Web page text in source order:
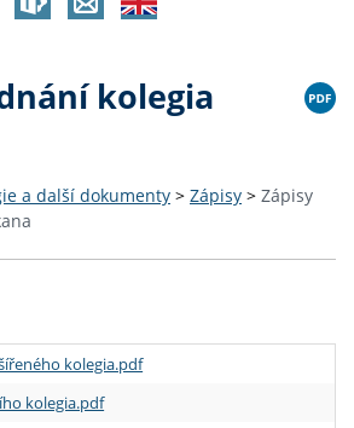
kolegia
a další dokumenty > Zápisy > Zápisy
kolegia.pdf
kolegia.pdf